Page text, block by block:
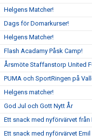
Helgens Matcher!
Dags för Domarkurser!
Helgens Matcher!
Flash Acadamy Påsk Camp!
Årsmöte Staffanstorp United
PUMA och SportRingen på
Helgens matcher!
God Jul och Gott Nytt År
Ett snack med nyförvärvet
Ett snack med nyförvärvet